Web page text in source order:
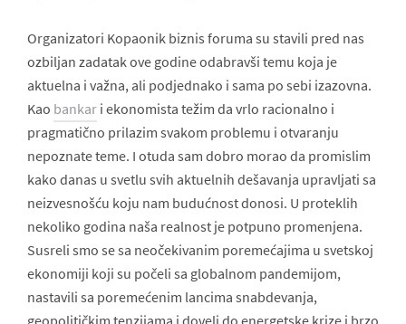
Organizatori Kopaonik biznis foruma su stavili pred nas
ozbiljan zadatak ove godine odabravši temu koja je
aktuelna i važna, ali podjednako i sama po sebi izazovna.
Kao bankar i ekonomista težim da vrlo racionalno i
pragmatično prilazim svakom problemu i otvaranju
nepoznate teme. I otuda sam dobro morao da promislim
kako danas u svetlu svih aktuelnih dešavanja upravljati sa
neizvesnošću koju nam budućnost donosi. U proteklih
nekoliko godina naša realnost je potpuno promenjena.
Susreli smo se sa neočekivanim poremećajima u svetskoj
ekonomiji koji su počeli sa globalnom pandemijom,
nastavili sa poremećenim lancima snabdevanja,
geopolitičkim tenzijama i doveli do energetske krize i brzo